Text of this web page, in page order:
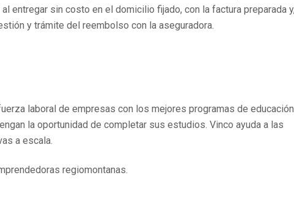
entregar sin costo en el domicilio fijado, con la factura preparada
y trámite del reembolso con la aseguradora.
laboral de empresas con los mejores programas de
la oportunidad de completar sus estudios. Vinco ayuda a las
a escala.
regiomontanas.